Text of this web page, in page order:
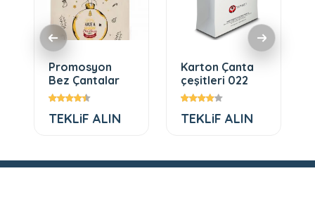
Promosyon
Bez Çantalar
TEKLiF ALIN
Karton Çanta
çeşitleri 022
TEKLiF ALIN